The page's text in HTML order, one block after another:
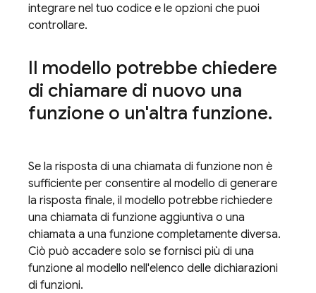
integrare nel tuo codice e le opzioni che puoi
controllare.
Il modello potrebbe chiedere
di chiamare di nuovo una
funzione o un'altra funzione.
Se la risposta di una chiamata di funzione non è
sufficiente per consentire al modello di generare
la risposta finale, il modello potrebbe richiedere
una chiamata di funzione aggiuntiva o una
chiamata a una funzione completamente diversa.
Ciò può accadere solo se fornisci più di una
funzione al modello nell'elenco delle dichiarazioni
di funzioni.